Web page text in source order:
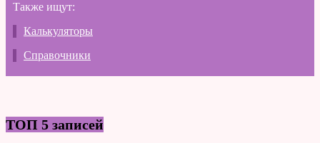
Также ищут:
Калькуляторы
Справочники
ТОП 5 записей